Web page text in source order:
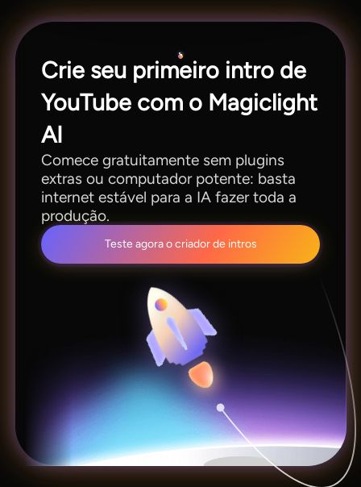
Crie seu primeiro intro de
YouTube com o Magiclight
AI
Comece gratuitamente sem plugins
extras ou computador potente: basta
internet estável para a IA fazer toda a
produção.
Teste agora o criador de intros